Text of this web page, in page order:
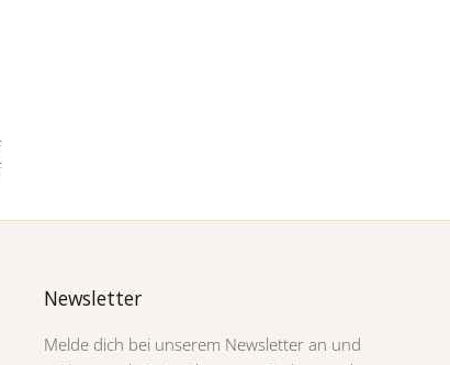
Newsletter
Melde dich bei unserem Newsletter an und